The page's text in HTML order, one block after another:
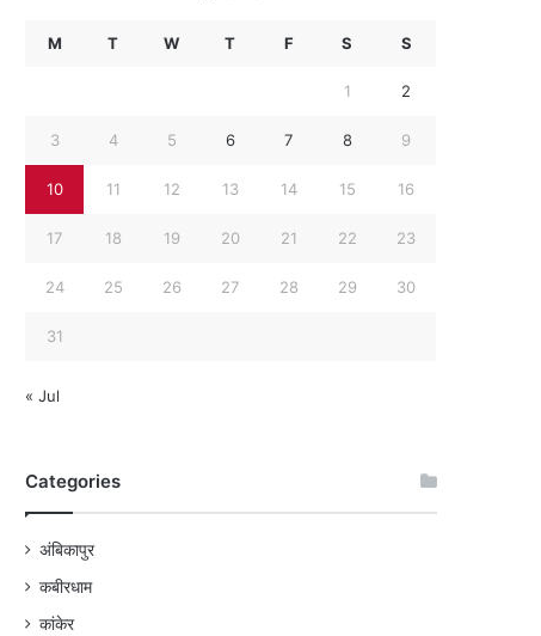
M T W T F S S
1 2
3 4 5 6 7 8 9
10 11 12 13 14 15 16
17 18 19 20 21 22 23
24 25 26 27 28 29 30
31
« Jul
Categories
अंबिकापुर
कबीरधाम
कांकेर